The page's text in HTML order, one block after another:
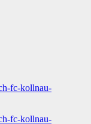
fc-kollnau-
fc-kollnau-